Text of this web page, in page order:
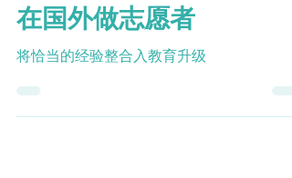
5月 @ EATIC PLUS →
在国外做志愿者
将恰当的经验整合入教育升级